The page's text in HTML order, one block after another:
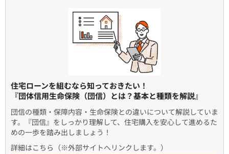
住宅ローンを組むなら知っておきたい！
『団体信用生命保険（団信）とは？基本と種類を解説』
団信の種類・保障内容・生命保険との違いについて解説していま
す。『団信』をしっかり理解して、住宅購入を安心して進めるた
めの一歩を踏み出しましょう！
詳細はこちら（※外部サイトへリンクします。）